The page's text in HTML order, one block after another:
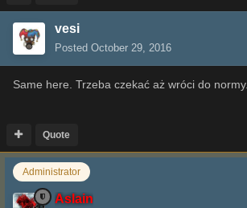
vesi
Posted October 29, 2016
Same here. Trzeba czekać aż wróci do normy.
Quote
Administrator
Aslain